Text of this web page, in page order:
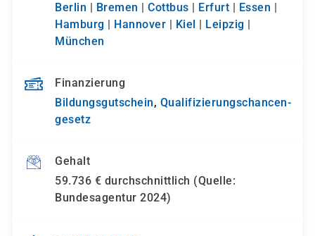
Berlin
Bremen Cottbus Erfurt Essen
Hamburg
Hannover Kiel Leipzig
München
Finanzierung
Bildungsgutschein, Qualifizierungs­chancen­
gesetz
Gehalt
59.736 € durchschnittlich (Quelle:
Bundesagentur 2024)